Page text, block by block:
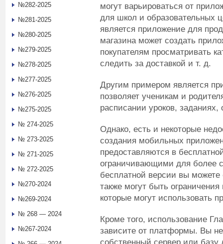
могут варьироваться от
для школ и образовательных
является приложение для
магазина может создать
покупателям просматривать
следить за доставкой и т. д.
Другим примером является
позволяет ученикам и
расписании уроков, заданиях,
Однако, есть и некоторые
создания мобильных
предоставляются в
ограничивающими для более
бесплатной версии вы можете
также могут быть
которые могут использовать
Кроме того, использование
зависите от платформы. Вы
собственный сервер или
№282-2025
№281-2025
№280-2025
№279-2025
№278-2025
№277-2025
№276-2025
№275-2025
№ 274-2025
№ 273-2025
№ 271-2025
№ 272-2025
№270-2024
№269-2024
№ 268 — 2024
№267-2024